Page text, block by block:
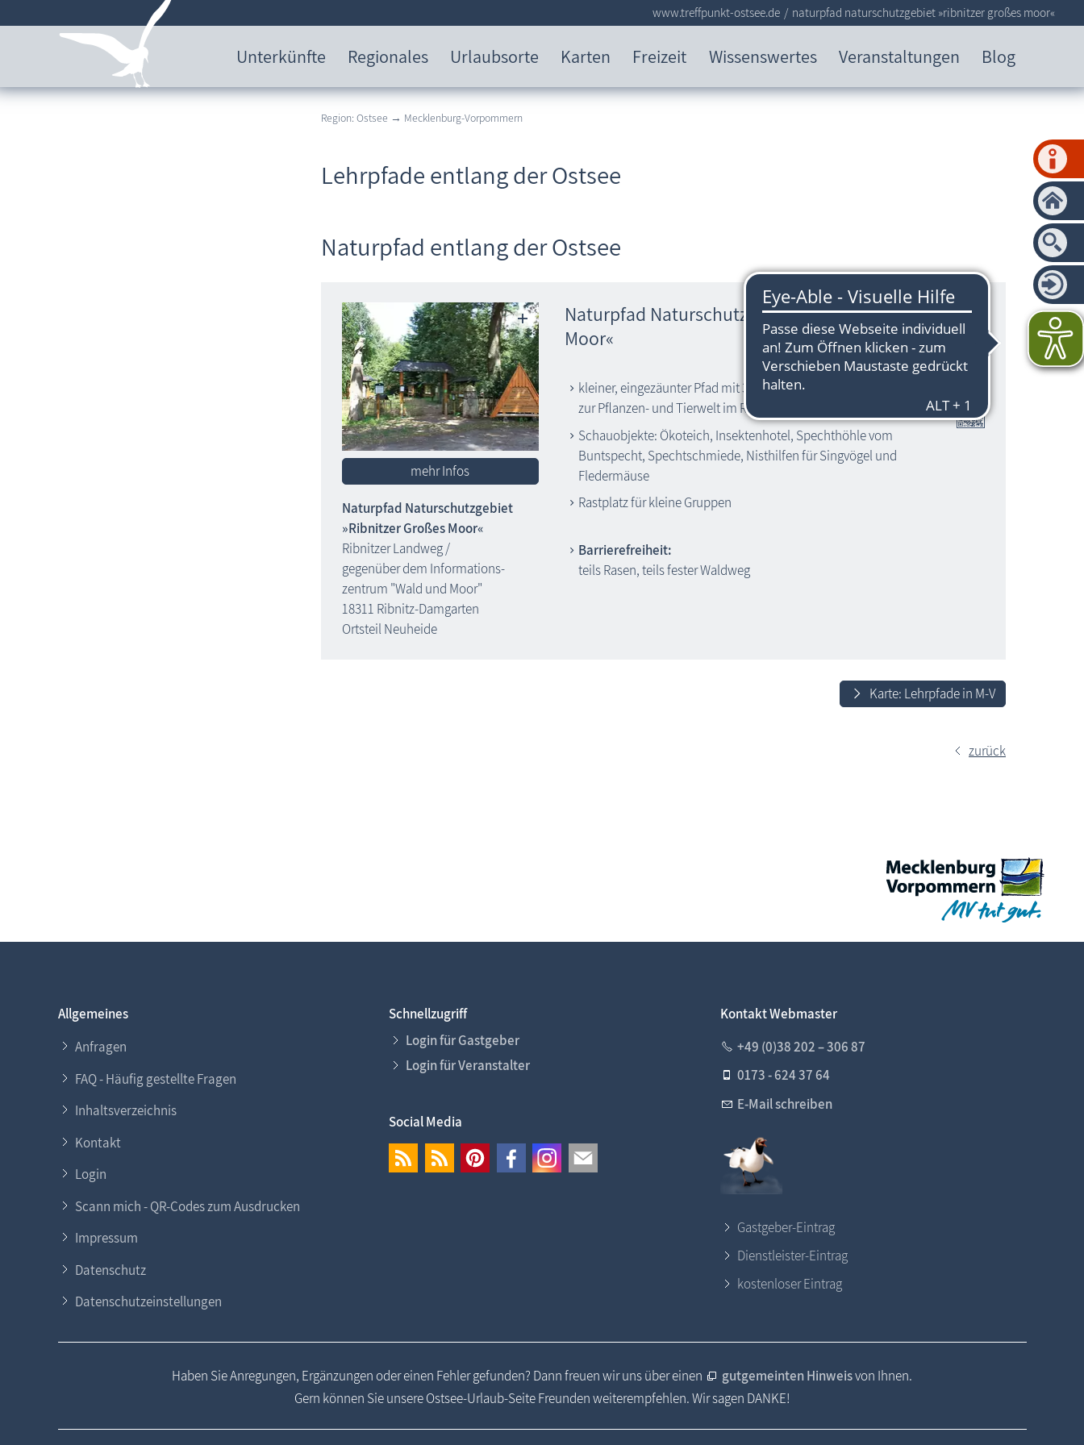
Unterkünfte Regionales Urlaubsorte Karten Freizeit Wissenswertes Veranstaltungen Blog
www.treffpunkt-ostsee.de naturpfad naturschutzgebiet »ribnitzer großes moor«
Region: Ostsee → Mecklenburg-Vorpommern
Lehrpfade entlang der Ostsee
Naturpfad entlang der Ostsee
mehr Infos
Naturpfad Naturschutzgebiet
»Ribnitzer Großes Moor«
Ribnitzer Landweg /
gegenüber dem Informations-
zentrum "Wald und Moor"
18311 Ribnitz-Damgarten
Ortsteil Neuheide
Naturpfad Naturschutzgebiet »Ribnitzer Großes
Moor«
kleiner, eingezäunter Pfad mit 31 Informationstafeln / Schaukästen
zur Pflanzen- und Tierwelt im Ribnitzer Stadtforst
Schauobjekte: Ökoteich, Insektenhotel, Spechthöhle vom
Buntspecht, Spechtschmiede, Nisthilfen für Singvögel und
Fledermäuse
Rastplatz für kleine Gruppen
Barrierefreiheit:
teils Rasen, teils fester Waldweg
Karte: Lehrpfade in M-V
zurück
Allgemeines
Anfragen
FAQ - Häufig gestellte Fragen
Inhaltsverzeichnis
Kontakt
Login
Scann mich - QR-Codes zum Ausdrucken
Impressum
Datenschutz
Datenschutzeinstellungen
Schnellzugriff
Login für Gastgeber
Login für Veranstalter
Social Media
Kontakt Webmaster
+49 (0)38 202 – 306 87
0173 - 624 37 64
E-Mail schreiben
Gastgeber-Eintrag
Dienstleister-Eintrag
kostenloser Eintrag
Haben Sie Anregungen, Ergänzungen oder einen Fehler gefunden? Dann freuen wir uns über einen gutgemeinten Hinweisvon Ihnen.
Gern können Sie unsere Ostsee-Urlaub-Seite Freunden weiterempfehlen. Wir sagen DANKE!